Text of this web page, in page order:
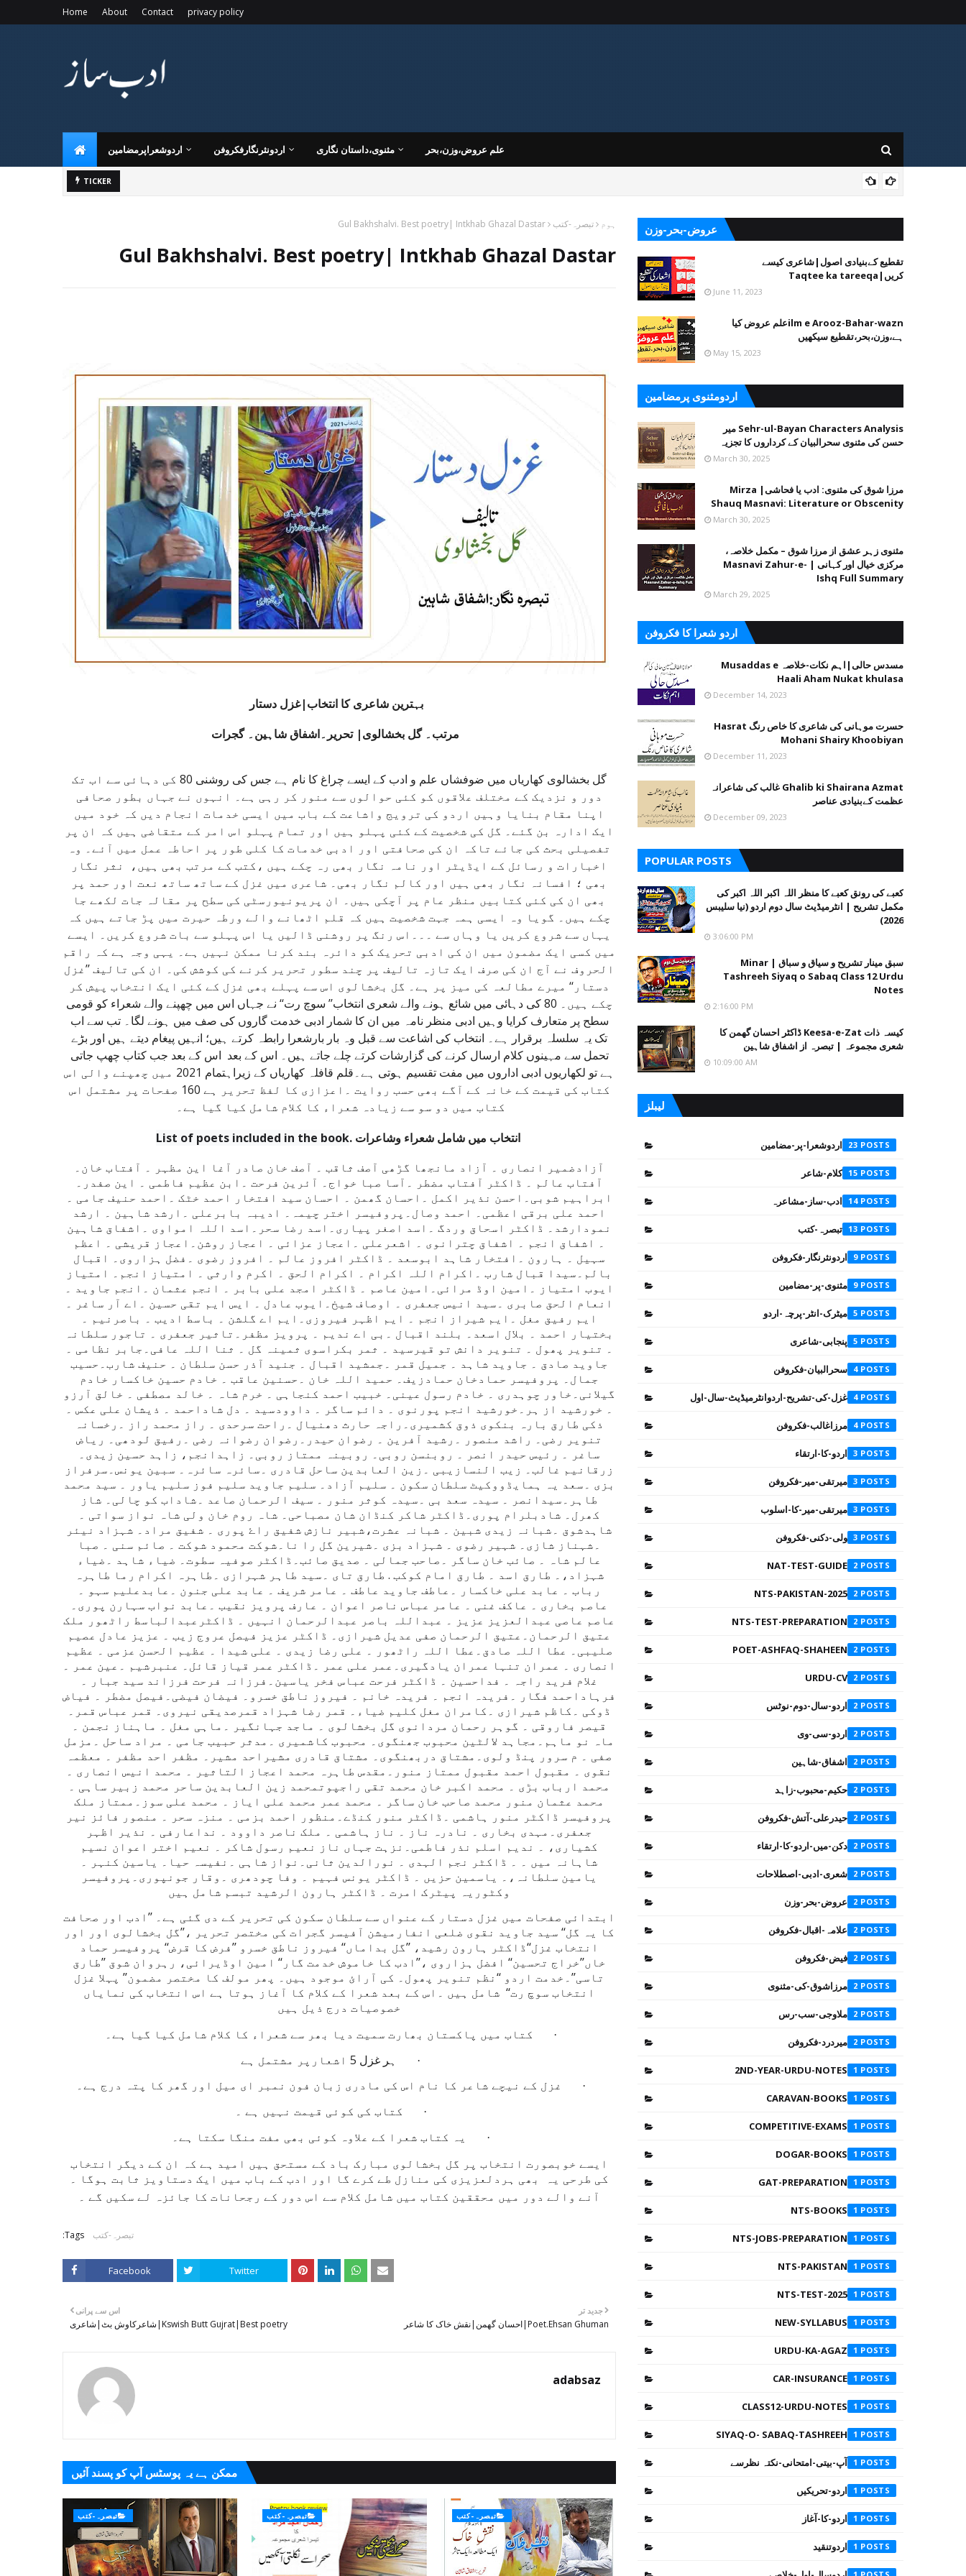
Home About Contact privacy policy
اردوشعراپرمضامین اردونثرنگارفکروفن مثنوی،داستان نگاری علم عروض،وزن،بحر
TICKER
ہوم تبصرہ-کتب Gul Bakhshalvi. Best poetry| Intkhab Ghazal Dastar
Gul Bakhshalvi. Best poetry| Intkhab Ghazal Dastar
بہترین شاعری کا انتخاب|غزل دستار
مرتب۔ گل بخشالوی| تحریر۔اشفاق شاہین۔ گجرات
گل بخشالوی کھاریاں میں ضوفشاں علم و ادب کے ایسے چراغ کا نام ہے جس کی روشنی 80 کی دہائی سے اب تک
دور و نزدیک کے مختلف علاقوں کو کئی حوالوں سے منور کر رہی ہے۔ انہوں نے جہاں بطور صحافی
اپنا مقام بنایا وہیں اردو کی ترویج واشاعت کے باب میں ایسی خدمات انجام دیں کہ خود میں
ایک ادارہ بن گئے۔ گل کی شخصیت کے کئی پہلو ہیں اور تمام پہلو اس امر کے متقاضی ہیں کہ ان پر
تفصیلی بحث کی جائے تاکہ ان کی صحافتی اور ادبی خدمات کا کلی طور پر احاطہ عمل میں آئے۔ وہ
اخبارات و رسائل کے ایڈیٹر اور نامہ نگار بھی رہ چکے ہیں ،کتب کے مرتب بھی ہیں، نثر نگار
بھی ؛ افسانہ نگار بھی ہیں اور کالم نگار بھی۔ شاعری میں غزل کے ساتھ ساتھ نعت اور حمد پر
بھی ان کی کئی کتابیں منظر عام پر آچکی ہیں۔ ان پریونیورسٹی کی سطح پر مقالہ جات لکھے جا
چکے ہیں۔ گویا وہ ایسی ہمہ جہت شخصیت ہیں کہ قلم اٹھانے والے ورطہ حیرت میں پڑ جاتے ہیں کہ
یہاں سے شروع کریں یا وہاں سے ۔۔۔اس رنگ پر روشنی ڈالیں یا اس پہلو سے بات شروع کریں۔ ایسے
میں کسی ایک مضمون میں ان کی ادبی تحریک کو دائرہ بند کرنا ممکن نہیں ہے۔ یہی وجہ ہے کہ راقم
الحروف نے آج ان کی صرف ایک تازہ تالیف پر چند سطور تحریر کرنے کی کوشش کی۔ ان کی تالیف ’’غزل
دستار‘‘ میرے مطالعہ کی میز پر ہے۔ گل بخشالوی اس سے پہلے بھی غزل کے کئی ایک انتخاب پیش کر
چکے ہیں۔ 80 کی دہائی میں شائع ہونے والے شعری انتخاب’’ سوچ رت‘‘ نے جہاں اس میں چھپنے والے شعراء کو قومی
سطح پر متعارف کرایا وہیں ادبی منظر نامہ میں ان کا شمار ادبی خدمت گاروں کی صف میں ہونے لگا۔ تب سے اب
تک یہ سلسلہ برقرار ہے۔ انتخاب کی اشاعت سے قبل وہ بار بارشعرا رابطہ کرتے ہیں؛ انہیں پیغام دیتے ہیں اور بڑے
تحمل سے مہینوں کلام ارسال کرنے کی گزارشات کرتے چلے جاتے ہیں۔ اس کے بعد اس کے بعد جب کتاب چھپ جاتی
ہے تو لکھاریوں ادبی اداروں میں مفت تقسیم ہوتی ہے۔قلم قافلہ کھاریاں کے زیراہتمام 2021 میں چھپنے والی اس
کتاب کی قیمت کے خانہ کے آگے بھی حسب روایت ۔اعزازی کا لفظ تحریر ہے 160 صفحات پر مشتمل اس
کتاب میں دو سو سے زیادہ شعراء کا کلام شامل کیا گیا ہے۔
انتخاب میں شامل شعراء وشاعرات .List of poets included in the book
آزادضمیر انصاری ۔ آزاد مانجھا گڑھی آصف ثاقب ۔ آصف خان صادر آغا این مظہر ۔ آفتاب خان۔
آفتاب عالم ۔ ڈاکٹر آفتاب مضطر ۔آسا صبا خواج۔ آئرین فرحت ۔ابن عظیم فاطمی ۔ این صفدر۔
ابراہیم شوبی۔احسن نذیر اکمل ۔احسان گھمن ۔ احسان سید افتخار احمد خٹک ۔احمد حنیف جامی ۔
احمد علی برقی اعظمی۔ احمد وصال۔پروفیسر اختر چیمہ۔ ادیبہ بابرعلی ۔ارشد شاہین ۔ ارشد
نمودارشد۔ ڈاکٹر اسحاق وردگ ۔اسد اصغر پیاری۔اسد رضا سحر۔اسد اللہ امواوی ۔اشفاق شاہین
۔ اشفاق انجم ۔ اشفاق چترانوی ۔ اشعرعلی ۔اعجاز عزائی ۔ اعجاز روشن۔اعجاز قریشی ۔ اعظم
سہیل ۔ ہارون ۔افتخار شاہد ابوسعد ۔ ڈاکٹر افروز عالم ۔ افروز رضوی ۔فضل ہزاروی۔ اقبال
بالم۔سیدا قبال شارب ۔اکرام اللہ اکرام ۔ اکرام الحق ۔ اکرم وارثی ۔ امتیاز انجم۔ امتیاز
ایوب امتیاز ۔امین اوڈ مرائی۔امین عاصم ۔ ڈاکٹر امجد علی بابر ۔ انجم عثمان ۔انجم جاوید ۔
انعام الحق صابری ۔سید انیس جعفری ۔ اوصاف شیخ۔ایوب عادل ۔ ایس ایم تقی حسین ۔اے آر ساغر ۔
ایم رفیق مغل ۔ایم شیراز انجم ۔ ایم اظہر فیروزی۔ایم اے گلشن ۔ باسط ادیب ۔ باصرنیم ۔
بختیار احمد ۔ بلال اسعد۔ بلند اقبال ۔بی اے ندیم ۔ پرویز مظفر۔تاثیر جعفری ۔ تاجور سلطانہ
۔ تنویر پھول ۔ تنویر دانش تو قیرسید ۔ ثمر بکراسوی ثمینہ گل ۔ ثنا اللہ عافی۔جابر نظامی ۔
جاوید صادق ۔ جاوید شاہد ۔ جمیل قمر ۔جمشید اقبال ۔ جنید آذر حسن سلطان ۔ حنیف شارب۔حسیب
جمال۔ پروفیسر حمادخان حمادزیف۔ حمید اللہ خان ۔حسنین عاقب ۔ خادم حسین خاکسار خادم
گیلانی۔خاور چوہدری ۔ خادم رسول عینی۔ خبیب احمد کنجاہی ۔ خرم شاہ ۔ خالد مصطفی ۔ خالق آرزو
۔ خورشید از ہر۔خورشید انجم پورنوی ۔ دائم ساگر ۔ داوودسید ۔ دل شاداحمد ۔ ذیشان علی عکس ۔
ذکی طارق بارہ بنکوی ذوق کشمیری۔راجہ حارث دھنیال ۔راحت سرحدی ۔ راز محمد راز ۔رخسانہ
تنویر رضی۔ راشد منصور ۔رشید آفرین ۔ رضوان حیدر۔رضوان رضوانہ رضی ۔رفیق لودھی۔ ریاض
ساغر ۔ رئیس حیدر انصر ۔ روبنسن روبی۔ روبینہ ممتاز روبی۔ زاہدانجم، زاہد حسین زیدی۔
زرقانیم غالب۔ زیب النسازیبی ۔زین العابدین ساحل قادری ۔سائرہ سائرہ۔ سبین یونس۔سرفراز
بزی ۔سعد یہ ہمایڈووکیٹ سلطان سکون ۔ سلیم آزاد۔ سلیم جاوید سلیم فوز سلیم یاور ۔ سید محمد
طاہر۔سیدانصر ۔ سیدہ سعد بی ۔سیدہ کوثر منور ۔ سیف الرحمان صاعد ۔شاداب کو چالی۔ شاز
کھرل۔ شادبلرام پوری۔ڈاکٹر شاکر کنڈان شان مصباحی۔ شاہ روم خان ولی شاہ نواز سواتی ۔
شاہدشوق ۔شبانہ زیدی شبین ۔ شبانہ عشرت،شبیر نازش شفیق راۓ پوری ۔ شفیق مراد۔ شہزاد نیئر
۔شہناز شازی۔ شہیر رضوی ۔ شہزاد بزی ۔شیرین گل را نا۔شوکت محمود شوکت ۔ صائم سنی ۔ صبا
عالم شاہ ۔ صائب خان ساگر ۔صاحب جمالی ۔ صدیق صائب۔ڈاکٹر صوفیہ سطوت۔ ضیاء شاہد ۔ضیاء
شہزاد،۔ طارق اسد ۔ طارق امام کوکب . طارق تای ۔سید طاہر شہرازی ۔طاہرہ اکرام رما طاہرہ
رباب ۔ عابد علی خاکسار ۔عاطف جاوید عاطف ۔ عامر شریف ۔ عابد علی جنون ۔عابدعلیم سہو ۔
عاصم بخاری ۔ عاکف غنی ۔ عامر عباس ناصر اعوان ۔ عارف پرویز نقیب ۔عابد نواب سہارن پوری۔
عاصم عاصی عبدالعزیز عزیز ۔ عبداللہ باصر عبدالرحمان انہیں ۔ ڈاکٹرعبدالباسط راٹھور ملک
عتیق الرحمان۔عتیق الرحمان صفی عدیل شیرازی۔ ڈاکٹر عزیز فیصل عروج زیب ۔ عزیز عادل عصیم
صلیبی۔ عطا اللہ صادق۔عطا اللہ راٹھور ۔ علی رضا زیدی ۔ علی شیدا ۔ عظیم الحسن عزمی ۔ عظیم
انصاری ۔ عمران تنہا عمران یادگیری۔عمر علی عمر ۔ڈاکٹر عمر قیاز قائل۔ عنبرشیم ۔عین عمر ۔
غلام فرید راجہ ۔ فداحسین ۔ ڈاکٹر فرحت عباس فخر یاسین۔فرزانہ فرحت فرزاند سید جبار ۔
فرہاداحمد فگار ۔فریدہ انجم ۔ فریدہ خانم ۔ فیروز ناطق خسرو۔ فیضان فیضی۔فیصل مضطر ۔ فیاض
ڈوکی ۔کاظم شیرازی ۔کامران مغل کلیم ضیاء۔ قمر رضا شہزاد قمرصدیقی نیروی۔ قمر عباس قمر۔
قیصر فاروقی ۔ گوہر رحمان مردانوی گل بخشالوی ۔ ماجد جہانگیر ۔ماہی مغل ۔ ماہناز نجمن ۔
ماہ نو ماہم۔مجاہد لالٹین محبوب جھنگوی۔ محبوب کاشمیری ۔مدثر حبیب جامی ۔ مراد ساحل ۔مزمل
صفی ۔ م سرور پنڈ ولوی۔مشتاق دربھنگوی۔ مشتاق قادری مشیراحد مشیر۔ مظفر احد مظفر ۔ معظمہ
نقوی ۔ مقبول احمد مقبول ممتاز منور۔مقدس طاہرہ محمد اعجاز التاثیر ۔ محمد انیس انصاری ۔
محمد ارباب بڑی ۔ محمد اکبر خان محمد تقی راجپوتمحمد زین العابدین ساحر محمد زبیر ساہی ۔
محمد عثمان منور محمد صاحب خان ساگر ۔ محمد عمر محمد علی ایاز ۔ محمد علی سوز۔ممتاز ملک
پروفیسر ڈاکٹر منور ہاشمی ۔ڈاکٹر منور کنڈے۔منظور احمد بزمی ۔ منزہ سحر ۔ منصور فائز نیر
جعفری۔مہدی بخاری ۔ نادرہ ناز ۔ ناز ہاشمی ۔ ملک ناصر داوود ۔ نداعارفی ۔ نذیر اظہر
کشیاری، ۔ ندیم اسلم نذر فاطمی۔نزہت جہاں ناز نعیم رسول شاکر ۔ نعیم اختر اعوان نسیم
شاہانہ میں ۔ ۔ ڈاکٹر نجم الہدی ۔ نورالدین ثانی۔نواز شاہی ۔نفیسہ حیا۔ یاسین کنہر ۔
یامین سلطانہ،۔ یاسمین حزیں ۔ ڈاکٹر یونس فہیم ۔ وفا چودھری ۔وقار جونپوری۔پروفیسر
وکٹوریہ پیٹرک امرت ۔ ڈاکٹر ہارون الرشید تبسم شامل ہیں
ابتدائی صفحات میں غزل دستار کے عنواں سے سلطان سکون کی تحریر کے دی گئی ہے۔ ’’ادب اور صحافت
کا یہ گل‘‘ سید جاوید نقوی ضلعی انفارمیشن آفیسر گجرات کی مختصر تحریر ،’’گل بخشالوی اور اور
انتخاب غزل‘‘ڈاکٹر ہارون رشید، ’’گل بداماں‘‘ فیروز ناطق خسرو ’’فرض کا قرض‘‘ پروفیسر حماد
خاں’’خراج تحسین‘‘ افضل ہزاروی ،’’ادب کا خاموش خدمت گار‘‘ امین اوڈیرائی، رہروان شوق ’’طارق
تاسی’’۔خدمت اردو ‘‘نظم تنویر پھول۔ کی آرائ موجود ہیں۔ پھر مولف کا مختصر مضمون’’ پہلا غزل
انتخاب سوچ رت‘‘ شامل ہیں ۔اس کے بعد شعرا کے کلام کا آغاز ہوتا ہے اس انتخاب کی نمایاں
خصوصیات درج ذیل ہیں
· کتاب میں پاکستان بھارت سمیت دیا بھر سے شعراء کا کلام شامل کیا گیا ہے۔
· ہر غزل 5 اشعارپر مشتمل ہے
· غزل کے نیچے شاعر کا نام اس کی مادری زبان فون نمبر ای میل اور گھر کا پتہ درج ہے۔
· کتاب کی کوئی قیمت نہیں ہے ۔
·
یہ کتاب شعرا کے علاوہ کوئی بھی مفت منگا سکتا ہے۔
ایسے خوبصورت انتخاب پر گل بخشالوی مبارک باد کے مستحق ہیں امید ہے کہ ان کے دیگر انتخاب
کی طرحی یہ بھی ہردلعزیزی کی منازل طے کرے گا اور ادب کے باب میں ایک دستاویز ثابت ہوگا ۔
آنے والے دور میں محققین کتاب میں شامل کلام سے اس دور کے رجحانات کا جائزہ لے سکیں گے ۔
Tags: تبصرہ-کتب
Facebook Twitter
جدید تر
Poet.Ehsan Ghuman|احسان گھمن|نقش خاک کا شاعر
اس سے پرانی
Kswish Butt Gujrat|Best poetry|شاعرکاوش بٹ|شاعری
adabsaz
ممکن ہے یہ پوسٹس آپ کو پسند آئیں
تبصرہ-کتب تبصرہ-کتب تبصرہ-کتب
عروض-بحر-وزن
تقطیع کےبنیادی اصول|شاعری کیسے
کریں|Taqtee ka tareeqa
June 11, 2023
ilm e Arooz-Bahar-waznعلم عروض کیا
ہے،وزن،بحر،تقطیع سیکھیں
May 15, 2023
اردومثنوی پرمضامین
Sehr-ul-Bayan Characters Analysis میر
حسن کی مثنوی سحرالبیان کے کرداروں کا تجزیہ
March 30, 2025
مرزا شوق کی مثنوی: ادب یا فحاشی| Mirza
Shauq Masnavi: Literature or Obscenity
March 30, 2025
مثنوی زہر عشق از مرزا شوق – مکمل خلاصہ،
مرکزی خیال اور کہانی | Masnavi Zahur-e-
Ishq Full Summary
March 29, 2025
اردو شعرا کا فکروفن
مسدس حالی|اہم نکات-خلاصہ Musaddas e
Haali Aham Nukat khulasa
December 14, 2023
حسرت موہانی کی شاعری کا خاص رنگ Hasrat
Mohani Shairy Khoobiyan
December 11, 2023
Ghalib ki Shairana Azmat غالب کی شاعرانہ
عظمت کےبنیادی عناصر
December 09, 2023
POPULAR POSTS
کعبے کی رونق کعبے کا منظر اللہ اکبر اللہ اکبر کی
مکمل تشریح | انٹرمیڈیٹ سال دوم اردو (نیا سلیبس
2026)
3:06:00 PM
سبق مینار تشریح و سیاق و سباق | Minar
Tashreeh Siyaq o Sabaq Class 12 Urdu
Notes
2:16:00 PM
کیسہ ذات Keesa-e-Zat ڈاکٹر احسان گھمن کا
شعری مجموعہ | تبصرہ از اشفاق شاہین
10:09:00 AM
لیبلز
اردوشعرا-پر-مضامین 23
کلام-شاعر 15
ادب-ساز-مشاعرہ 14
تبصرہ-کتب 13
اردونثرنگار-فکروفن 9
مثنوی-پر-مضامین 9
میٹرک-انٹر-پرچہ-اردو 5
پنجابی-شاعری 5
سحرالبیان-فکروفن 4
غزل-کی-تشریح-اردوانٹرمیڈیٹ-سال-اول 4
مرزاغالب-فکروفن 4
اردو-کا-ارتقاء 3
میرتقی-میر-فکروفن 3
میرتقی-میر-کا-اسلوب 3
ولی-دکنی-فکروفن 3
NAT-TEST-GUIDE 2
NTS-PAKISTAN-2025 2
NTS-TEST-PREPARATION 2
POET-ASHFAQ-SHAHEEN 2
URDU-CV 2
اردو-سال-دوم-نوٹس 2
اردو-سی-وی 2
اشفاق-شاہین 2
حکیم-محبوب-زاہد 2
حیدرعلی-آتش-فکروفن 2
دکن-میں-اردو-کا-ارتقاء 2
شعری-ادبی-اصطلاحات 2
عروض-بحر-وزن 2
علامہ-اقبال-فکروفن 2
فیض-فکروفن 2
مرزاشوق-کی-مثنوی 2
ملاوجی-سب-رس 2
میردرد-فکروفن 2
2ND-YEAR-URDU-NOTES 1
CARAVAN-BOOKS 1
COMPETITIVE-EXAMS 1
DOGAR-BOOKS 1
GAT-PREPARATION 1
NTS-BOOKS 1
NTS-JOBS-PREPARATION 1
NTS-PAKISTAN 1
NTS-TEST-2025 1
NEW-SYLLABUS 1
URDU-KA-AGAZ 1
CAR-INSURANCE 1
CLASS12-URDU-NOTES 1
SIYAQ-O- SABAQ-TASHREEH 1
آپ-بیتی-امتحانی-نکتہ نظرسے 1
اردو-تحریکیں 1
اردو-کا-آغاز 1
اردوتنقید 1